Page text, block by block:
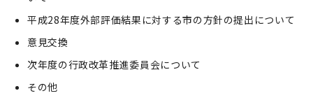
平成28年度外部評価結果に対する市の方針の提出について
意見交換
次年度の行政改革推進委員会について
その他